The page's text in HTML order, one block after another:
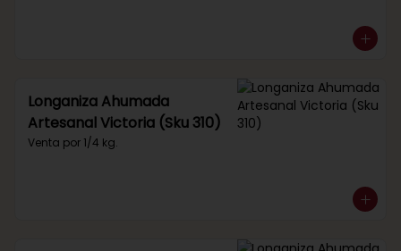
Longaniza Ahumada
Artesanal Victoria (Sku 310)
Venta por 1/4 kg.